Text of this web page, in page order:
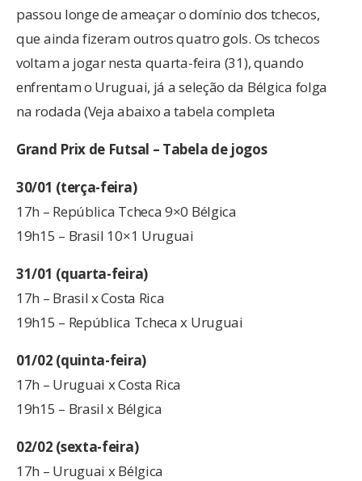
passou longe de ameaçar o domínio dos tchecos,
que ainda fizeram outros quatro gols. Os tchecos
voltam a jogar nesta quarta-feira (31), quando
enfrentam o Uruguai, já a seleção da Bélgica folga
na rodada (Veja abaixo a tabela completa
Grand Prix de Futsal – Tabela de jogos
30/01 (terça-feira)
17h – República Tcheca 9×0 Bélgica
19h15 – Brasil 10×1 Uruguai
31/01 (quarta-feira)
17h – Brasil x Costa Rica
19h15 – República Tcheca x Uruguai
01/02 (quinta-feira)
17h – Uruguai x Costa Rica
19h15 – Brasil x Bélgica
02/02 (sexta-feira)
17h – Uruguai x Bélgica